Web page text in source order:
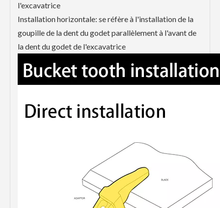
l'excavatrice
Installation horizontale: se réfère à l'installation de la
goupille de la dent du godet parallèlement à l'avant de
la dent du godet de l'excavatrice